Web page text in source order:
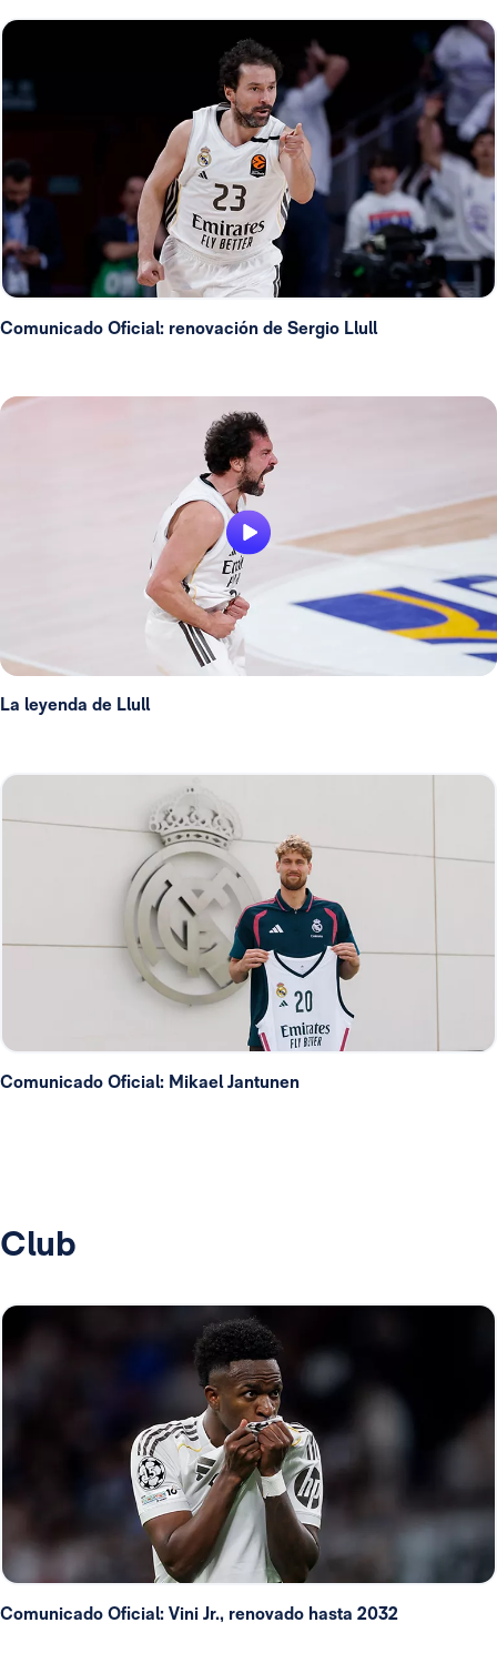
Comunicado Oficial: renovación de Sergio Llull
La leyenda de Llull
Comunicado Oficial: Mikael Jantunen
Club
Comunicado Oficial: Vini Jr., renovado hasta 2032